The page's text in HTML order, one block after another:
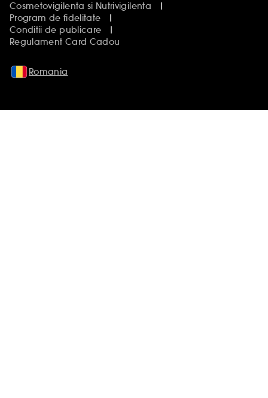
Cosmetovigilenta si Nutrivigilenta
Program de fidelitate
Conditii de publicare
Regulament Card Cadou
Romania